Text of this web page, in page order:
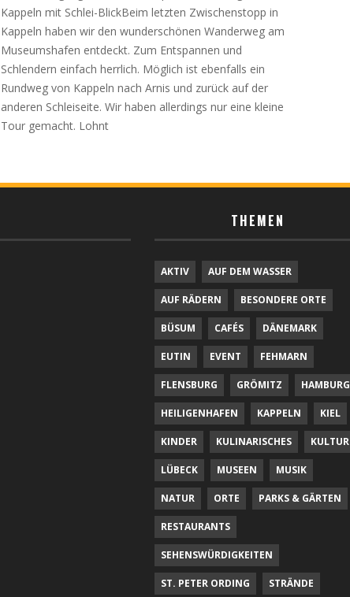
Kappeln mit Schlei-BlickBeim letzten Zwischenstopp in
Kappeln haben wir den wunderschönen Wanderweg am
Museumshafen entdeckt. Zum Entspannen und
Schlendern einfach herrlich. Möglich ist ebenfalls ein
Rundweg von Kappeln nach Arnis und zurück auf der
anderen Schleiseite. Wir haben allerdings nur eine kleine
Tour gemacht. Lohnt
THEMEN
AKTIV AUF DEM WASSER
AUF RÄDERN BESONDERE ORTE
BÜSUM CAFÉS DÄNEMARK
EUTIN EVENT FEHMARN
FLENSBURG GRÖMITZ HAMBURG
HEILIGENHAFEN KAPPELN KIEL
KINDER KULINARISCHES KULTUR
LÜBECK MUSEEN MUSIK
NATUR ORTE PARKS & GÄRTEN
RESTAURANTS
SEHENSWÜRDIGKEITEN
ST. PETER ORDING STRÄNDE